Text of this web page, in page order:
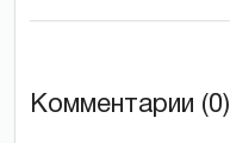
Комментарии (0)